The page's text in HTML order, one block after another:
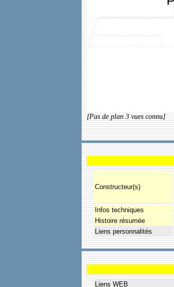
[Pas de plan 3 vues connu]
Constructeur(s)
Infos techniques
Histoire résumée
Liens personnalités
Liens WEB